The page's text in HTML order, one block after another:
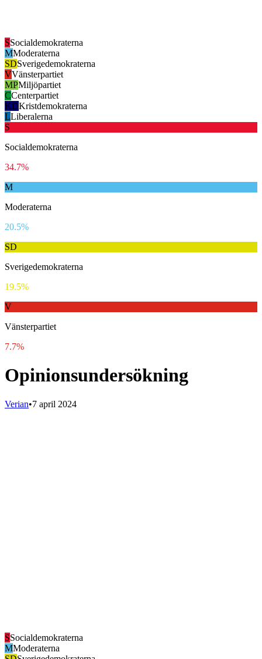
SSocialdemokraterna
MModeraterna
SDSverigedemokraterna
VVänsterpartiet
MPMiljöpartiet
CCenterpartiet
KDKristdemokraterna
LLiberalerna
S
Socialdemokraterna
34.7%
M
Moderaterna
20.5%
SD
Sverigedemokraterna
19.5%
V
Vänsterpartiet
7.7%
Opinionsundersökning
Verian•7 april 2024
SSocialdemokraterna
MModeraterna